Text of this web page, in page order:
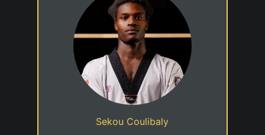
Sekou Coulibaly
1er DAN
Date de naissance
01/09/2001
COSL Promotion - P5